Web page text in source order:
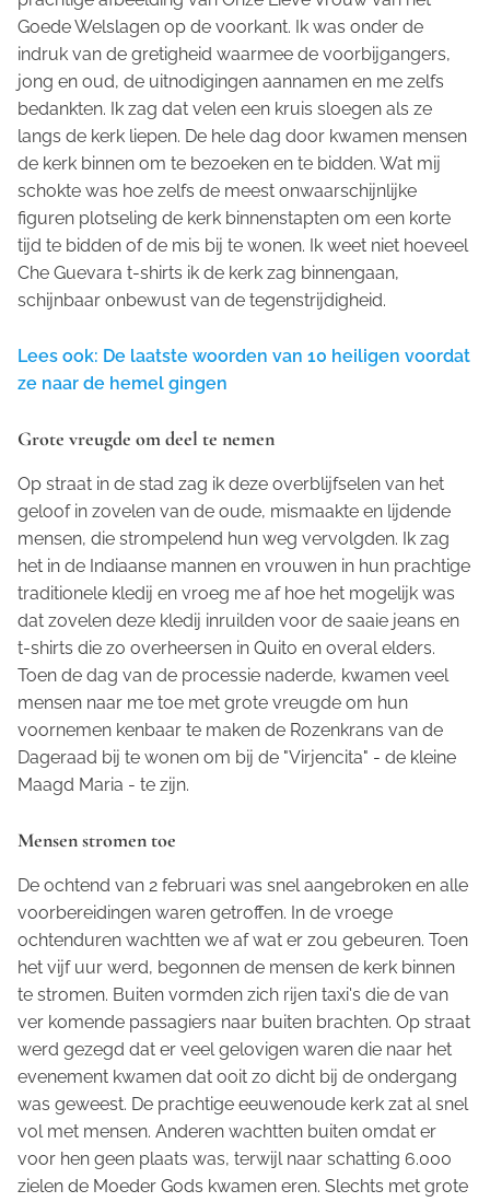
Goede Welslagen op de voorkant. Ik was onder de
indruk van de gretigheid waarmee de voorbijgangers,
jong en oud, de uitnodigingen aannamen en me zelfs
bedankten. Ik zag dat velen een kruis sloegen als ze
langs de kerk liepen. De hele dag door kwamen mensen
de kerk binnen om te bezoeken en te bidden. Wat mij
schokte was hoe zelfs de meest onwaarschijnlijke
figuren plotseling de kerk binnenstapten om een korte
tijd te bidden of de mis bij te wonen. Ik weet niet hoeveel
Che Guevara t-shirts ik de kerk zag binnengaan,
schijnbaar onbewust van de tegenstrijdigheid.
Lees ook: De laatste woorden van 10 heiligen voordat
ze naar de hemel gingen
Grote vreugde om deel te nemen
Op straat in de stad zag ik deze overblijfselen van het
geloof in zovelen van de oude, mismaakte en lijdende
mensen, die strompelend hun weg vervolgden. Ik zag
het in de Indiaanse mannen en vrouwen in hun prachtige
traditionele kledij en vroeg me af hoe het mogelijk was
dat zovelen deze kledij inruilden voor de saaie jeans en
t-shirts die zo overheersen in Quito en overal elders.
Toen de dag van de processie naderde, kwamen veel
mensen naar me toe met grote vreugde om hun
voornemen kenbaar te maken de Rozenkrans van de
Dageraad bij te wonen om bij de "Virjencita" - de kleine
Maagd Maria - te zijn.
Mensen stromen toe
De ochtend van 2 februari was snel aangebroken en alle
voorbereidingen waren getroffen. In de vroege
ochtenduren wachtten we af wat er zou gebeuren. Toen
het vijf uur werd, begonnen de mensen de kerk binnen
te stromen. Buiten vormden zich rijen taxi's die de van
ver komende passagiers naar buiten brachten. Op straat
werd gezegd dat er veel gelovigen waren die naar het
evenement kwamen dat ooit zo dicht bij de ondergang
was geweest. De prachtige eeuwenoude kerk zat al snel
vol met mensen. Anderen wachtten buiten omdat er
voor hen geen plaats was, terwijl naar schatting 6.000
zielen de Moeder Gods kwamen eren. Slechts met grote